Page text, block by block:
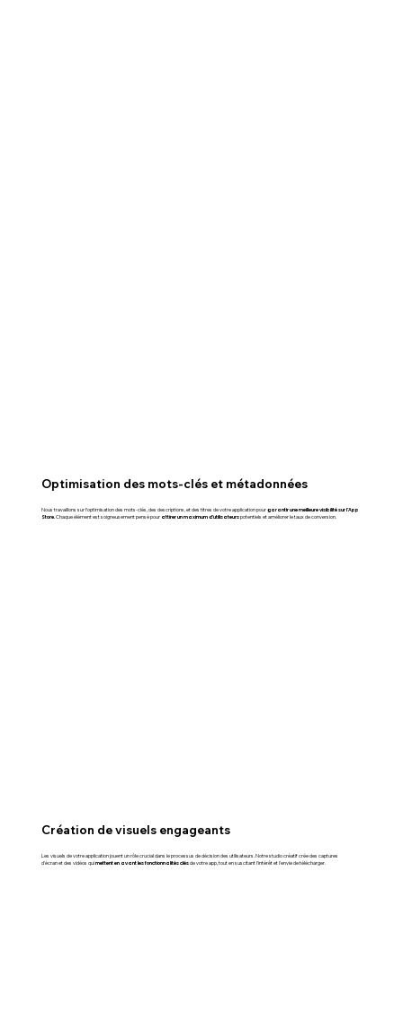
Optimisation des mots-clés et métadonnées
Nous travaillons sur l’optimisation des mots-clés, des descriptions, et des titres de votre application pourgarantir une meilleure visibilité sur l’App
Store.Chaque élément est soigneusement pensé pour attirer un maximum d’utilisateurspotentiels et améliorer le taux de conversion.
Création de visuels engageants
Les visuels de votre application jouent un rôle crucial dans le processus de décision des utilisateurs. Notre studio créatif crée des captures
d'écran et des vidéos quimettent en avant les fonctionnalités clésde votre app, tout en suscitant l'intérêt et l'envie de télécharger.